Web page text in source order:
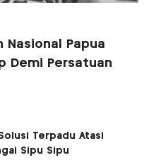
Nasional Papua
Demi Persatuan
Terpadu Atasi
Sipu Sipu